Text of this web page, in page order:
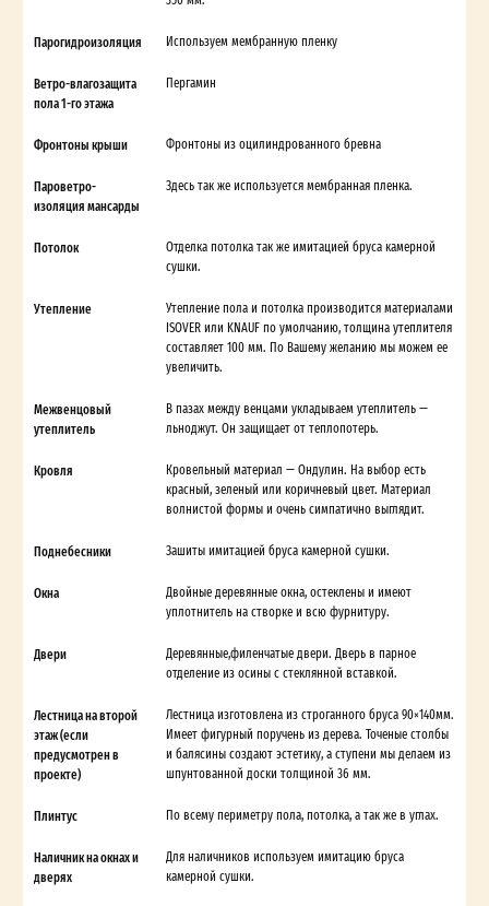
Парогидроизоляция Используем мембранную пленку
Ветро-влагозащита
пола 1-го этажа
Пергамин
Фронтоны крыши Фронтоны из оцилиндрованного бревна
Пароветро-
изоляция мансарды
Здесь так же используется мембранная пленка.
Потолок
Отделка потолка так же имитацией бруса камерной
сушки.
Утепление
Утепление пола и потолка производится материалами
ISOVER или KNAUF по умолчанию, толщина утеплителя
составляет 100 мм. По Вашему желанию мы можем ее
увеличить.
Межвенцовый
утеплитель
В пазах между венцами укладываем утеплитель —
льноджут. Он защищает от теплопотерь.
Кровля
Кровельный материал — Ондулин. На выбор есть
красный, зеленый или коричневый цвет. Материал
волнистой формы и очень симпатично выглядит.
Поднебесники Зашиты имитацией бруса камерной сушки.
Окна
Двойные деревянные окна, остеклены и имеют
уплотнитель на створке и всю фурнитуру.
Двери
Деревянные,филенчатые двери. Дверь в парное
отделение из осины с стеклянной вставкой.
Лестница на второй
этаж (если
предусмотрен в
проекте)
Лестница изготовлена из строганного бруса 90×140мм.
Имеет фигурный поручень из дерева. Точеные столбы
и балясины создают эстетику, а ступени мы делаем из
шпунтованной доски толщиной 36 мм.
Плинтус По всему периметру пола, потолка, а так же в углах.
Наличник на окнах и
дверях
Для наличников используем имитацию бруса
камерной сушки.